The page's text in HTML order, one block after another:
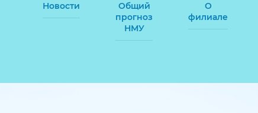
Новости
Общий
прогноз
НМУ
О
филиале